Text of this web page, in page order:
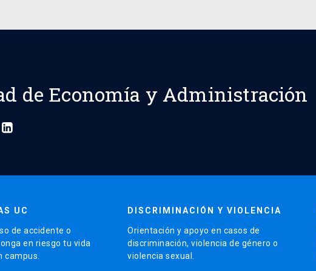
de Economía y Administración
UC
de accidente o
en riesgo tu vida
campus.
DISCRIMINACIÓN Y VIOLENCIA
Orientación y apoyo en casos de
discriminación, violencia de género o
violencia sexual.